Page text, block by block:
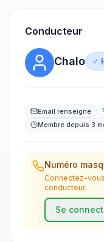
Conducteur
Chalo ♂
Email renseigné
Membre depuis 3
Numéro
Connectez-
conducteur.
Se